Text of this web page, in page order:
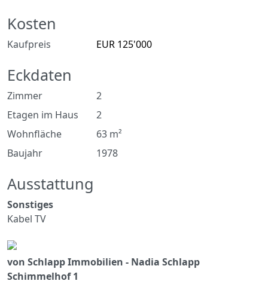
Kosten
Kaufpreis EUR 125'000
Eckdaten
Zimmer
2
Etagen im Haus
2
Wohnfläche
63 m²
Baujahr
1978
Ausstattung
Sonstiges
Kabel TV
von Schlapp Immobilien - Nadia Schlapp
Schimmelhof 1